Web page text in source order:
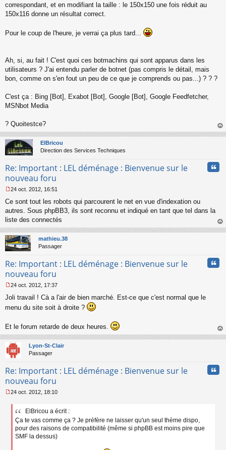
s
s
e
u
correspondant, et en modifiant la taille : le 150x150 une fois réduit au
150x116 donne un résultat correct.
Pour le coup de l'heure, je verrai ça plus tard...
Ah, si, au fait ! C'est quoi ces botmachins qui sont apparus dans les
utilisateurs ? J'ai entendu parler de botnet (pas compris le détail, mais
bon, comme on s'en fout un peu de ce que je comprends ou pas...) ? ? ?
C'est ça : Bing [Bot], Exabot [Bot], Google [Bot], Google Feedfetcher,
MSNbot Media
? Quoitestce?
au
ElBricou
Direction des Services Techniques
Re: Important : LEL déménage : Bienvenue sur le
nouveau foru
e
s
s
g
e
n
n
u
24 oct. 2012, 16:51
Ce sont tout les robots qui parcourent le net en vue d'indexation ou
autres. Sous phpBB3, ils sont reconnu et indiqué en tant que tel dans la
liste des connectés
au
mathieu.38
Passager
Re: Important : LEL déménage : Bienvenue sur le
nouveau foru
e
s
g
e
n
o
n
u
24 oct. 2012, 17:37
Joli travail ! Cà a l'air de bien marché. Est-ce que c'est normal que le
menu du site soit à droite ?
Et le forum retarde de deux heures.
au
Lyon-St-Clair
Passager
Re: Important : LEL déménage : Bienvenue sur le
nouveau foru
e
24 oct. 2012, 18:10
ElBricou a écrit :
Ça te vas comme ça ? Je préfère ne laisser qu'un seul thème dispo,
pour des raisons de compatibilité (même si phpBB est moins pire que
SMF la dessus)